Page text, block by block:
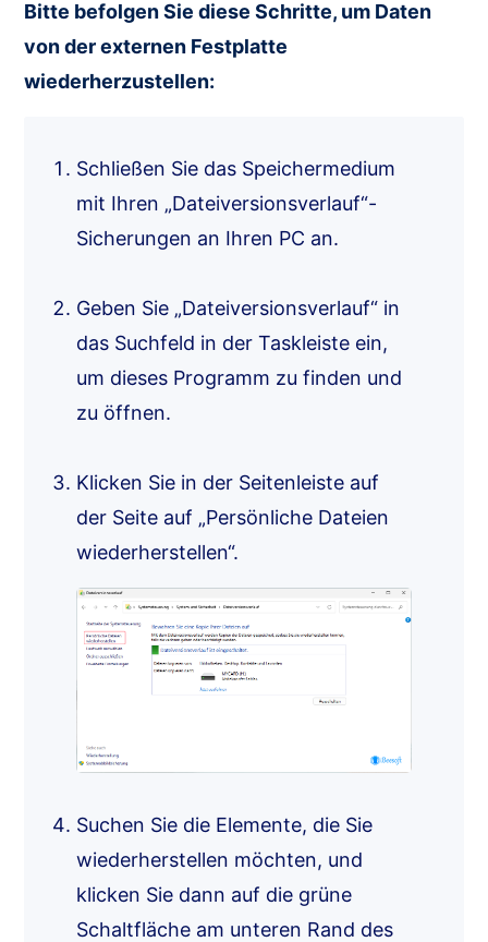
Bitte befolgen Sie diese Schritte, um Daten
von der externen Festplatte
wiederherzustellen:
Schließen Sie das Speichermedium
mit Ihren „Dateiversionsverlauf“-
Sicherungen an Ihren PC an.
Geben Sie „Dateiversionsverlauf“ in
das Suchfeld in der Taskleiste ein,
um dieses Programm zu finden und
zu öffnen.
Klicken Sie in der Seitenleiste auf
der Seite auf „Persönliche Dateien
wiederherstellen“.
Suchen Sie die Elemente, die Sie
wiederherstellen möchten, und
klicken Sie dann auf die grüne
Schaltfläche am unteren Rand des